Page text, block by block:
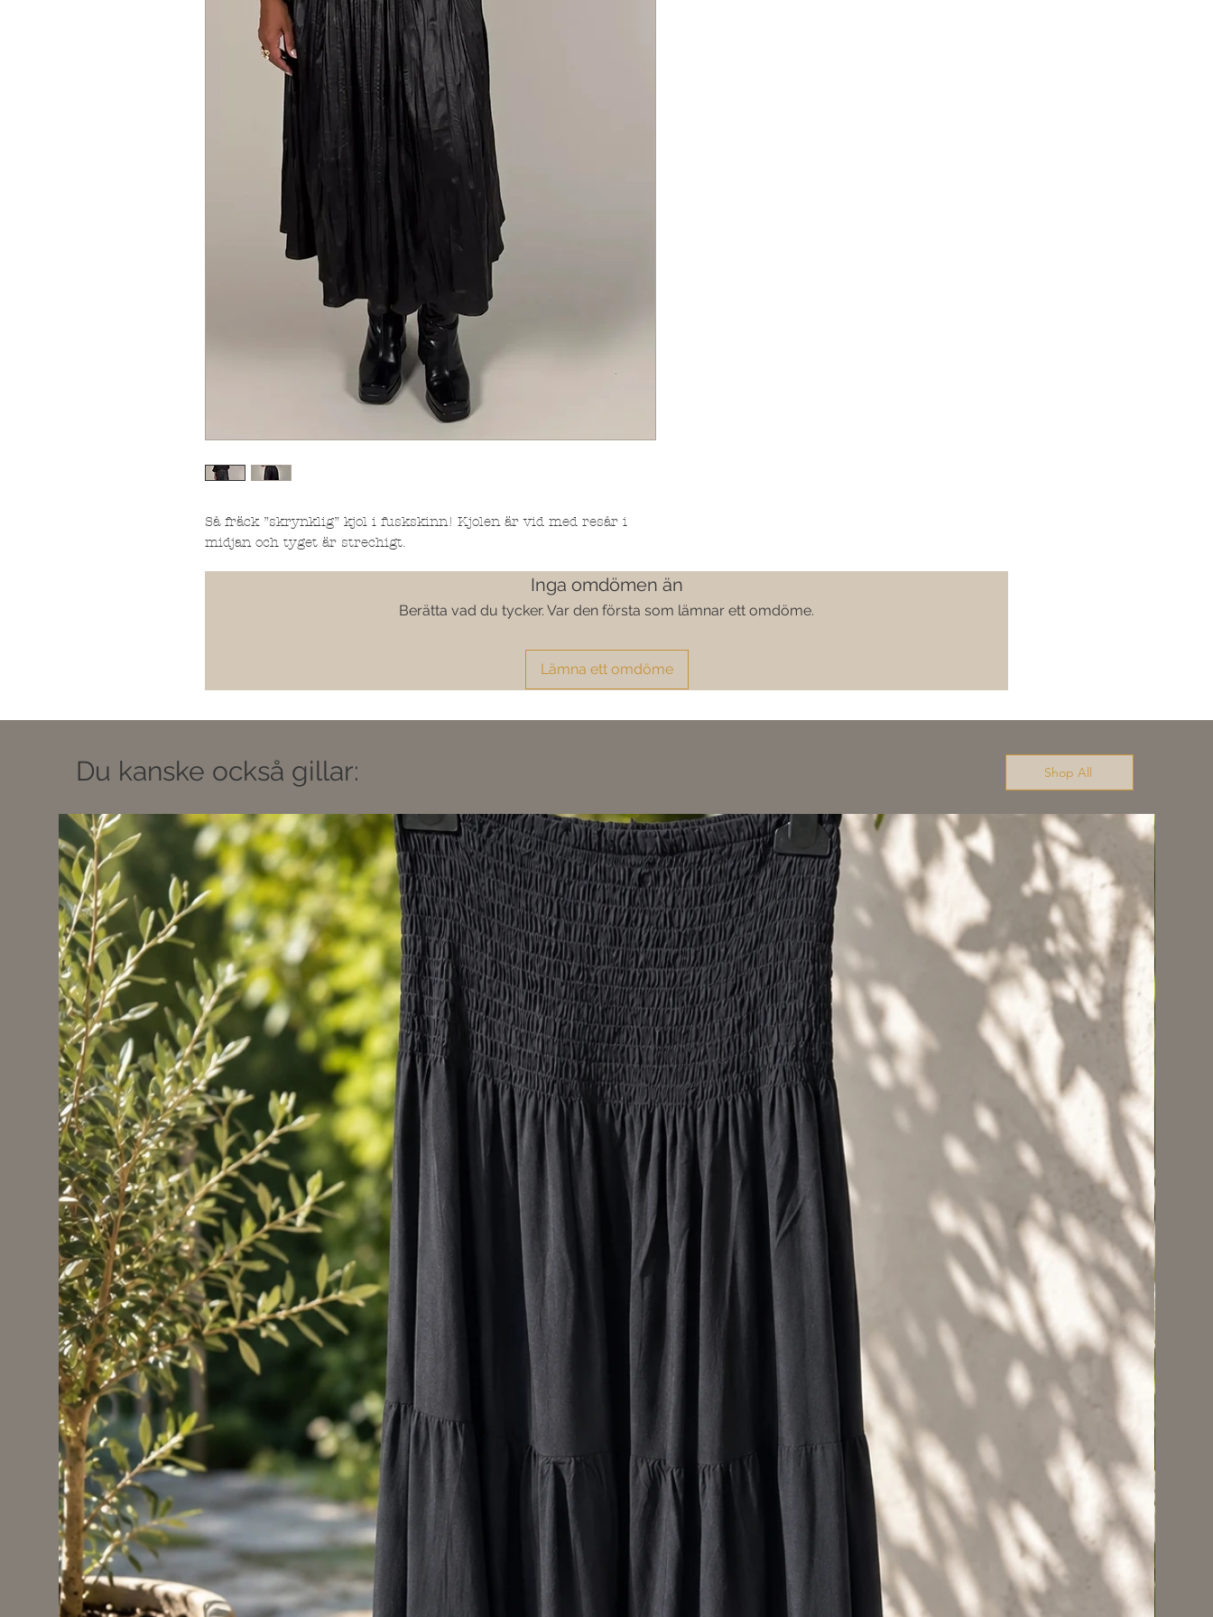
Så fräck ”skrynklig” kjol i fuskskinn! Kjolen är vid med resår i
midjan och tyget är strechigt.
Inga omdömen än
Berätta vad du tycker. Var den första som lämnar ett omdöme.
Lämna ett omdöme
Du kanske också gillar: Shop All